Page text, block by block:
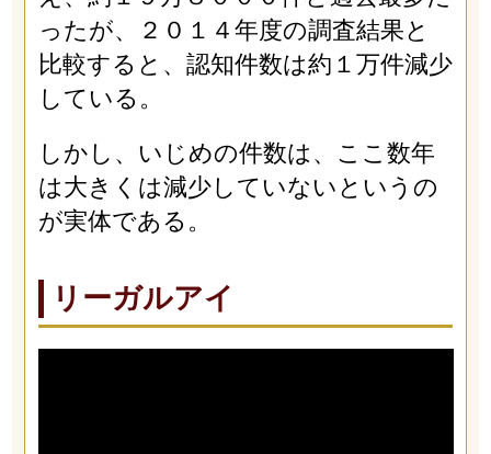
ったが、２０１４年度の調査結果と
比較すると、認知件数は約１万件減少
している。
しかし、いじめの件数は、ここ数年
は大きくは減少していないというの
が実体である。
リーガルアイ